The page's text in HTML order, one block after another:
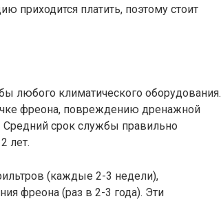
приходится платить, поэтому стоит
любого климатического оборудования.
фреона, повреждению дренажной
срок службы правильно
лет.
(каждые 2-3 недели),
фреона (раз в 2-3 года). Эти